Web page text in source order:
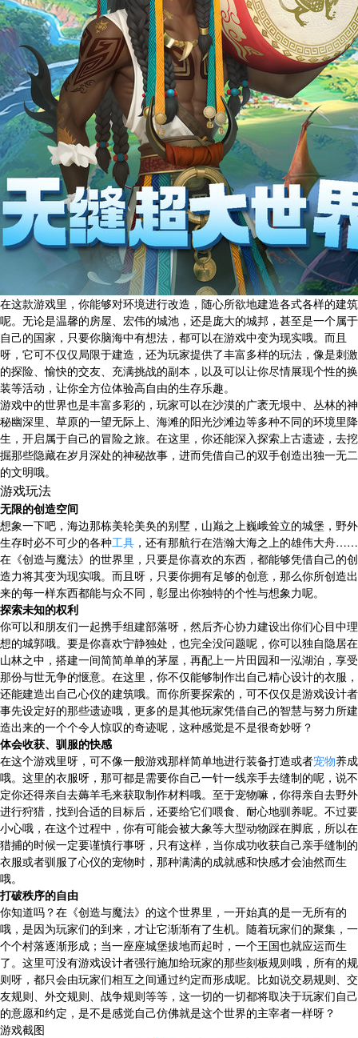
在这款游戏里，你能够对环境进行改造，随心所欲地建造各式各样的建筑
呢。无论是温馨的房屋、宏伟的城池，还是庞大的城邦，甚至是一个属于
自己的国家，只要你脑海中有想法，都可以在游戏中变为现实哦。而且
呀，它可不仅仅局限于建造，还为玩家提供了丰富多样的玩法，像是刺激
的探险、愉快的交友、充满挑战的副本，以及可以让你尽情展现个性的换
装等活动，让你全方位体验高自由的生存乐趣。
游戏中的世界也是丰富多彩的，玩家可以在沙漠的广袤无垠中、丛林的神
秘幽深里、草原的一望无际上、海滩的阳光沙滩边等多种不同的环境里降
生，开启属于自己的冒险之旅。在这里，你还能深入探索上古遗迹，去挖
掘那些隐藏在岁月深处的神秘故事，进而凭借自己的双手创造出独一无二
的文明哦。
游戏玩法
无限的创造空间
想象一下吧，海边那栋美轮美奂的别墅，山巅之上巍峨耸立的城堡，野外
生存时必不可少的各种工具 ，还有那航行在浩瀚大海之上的雄伟大舟……
在《创造与魔法》的世界里，只要是你喜欢的东西，都能够凭借自己的创
造力将其变为现实哦。而且呀，只要你拥有足够的创意，那么你所创造出
来的每一样东西都能与众不同，彰显出你独特的个性与想象力呢。
探索未知的权利
你可以和朋友们一起携手组建部落呀，然后齐心协力建设出你们心目中理
想的城郭哦。要是你喜欢宁静独处，也完全没问题呢，你可以独自隐居在
山林之中，搭建一间简简单单的茅屋，再配上一片田园和一泓湖泊，享受
那份与世无争的惬意。在这里，你不仅能够制作出自己精心设计的衣服，
还能建造出自己心仪的建筑哦。而你所要探索的，可不仅仅是游戏设计者
事先设定好的那些遗迹哦，更多的是其他玩家凭借自己的智慧与努力所建
造出来的一个个令人惊叹的奇迹呢，这种感觉是不是很奇妙呀？
体会收获、驯服的快感
在这个游戏里呀，可不像一般游戏那样简单地进行装备打造或者宠物养成
哦。这里的衣服呀，那可都是需要你自己一针一线亲手去缝制的呢，说不
定你还得亲自去薅羊毛来获取制作材料哦。至于宠物嘛，你得亲自去野外
进行狩猎，找到合适的目标后，还要给它们喂食、耐心地驯养呢。不过要
小心哦，在这个过程中，你有可能会被大象等大型动物踩在脚底，所以在
猎捕的时候一定要谨慎行事呀，只有这样，当你成功收获自己亲手缝制的
衣服或者驯服了心仪的宠物时，那种满满的成就感和快感才会油然而生
哦。
打破秩序的自由
你知道吗？在《创造与魔法》的这个世界里，一开始真的是一无所有的
哦，是因为玩家们的到来，才让它渐渐有了生机。随着玩家们的聚集，一
个个村落逐渐形成；当一座座城堡拔地而起时，一个王国也就应运而生
了。这里可没有游戏设计者强行施加给玩家的那些刻板规则哦，所有的规
则呀，都只会由玩家们相互之间通过约定而形成呢。比如说交易规则、交
友规则、外交规则、战争规则等等，这一切的一切都将取决于玩家们自己
的意愿和约定，是不是感觉自己仿佛就是这个世界的主宰者一样呀？
游戏截图